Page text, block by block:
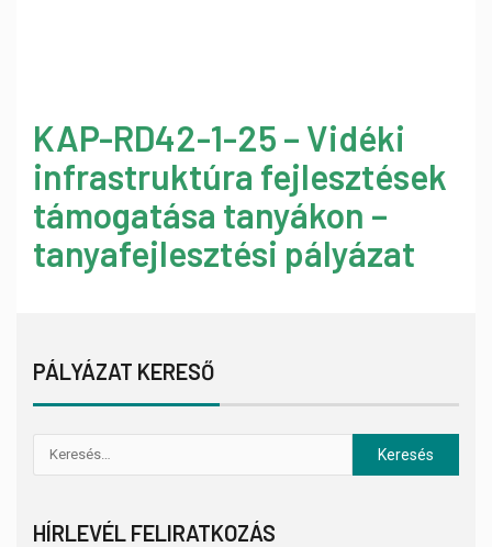
KAP-RD42-1-25 – Vidéki
infrastruktúra fejlesztések
támogatása tanyákon –
tanyafejlesztési pályázat
PÁLYÁZAT KERESŐ
HÍRLEVÉL FELIRATKOZÁS